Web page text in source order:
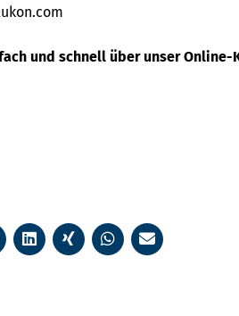
und schnell über unser